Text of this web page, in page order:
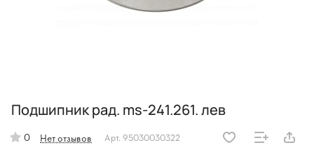
Подшипник рад. ms-241.261. лев
0 Нет отзывов Арт. 95030030322